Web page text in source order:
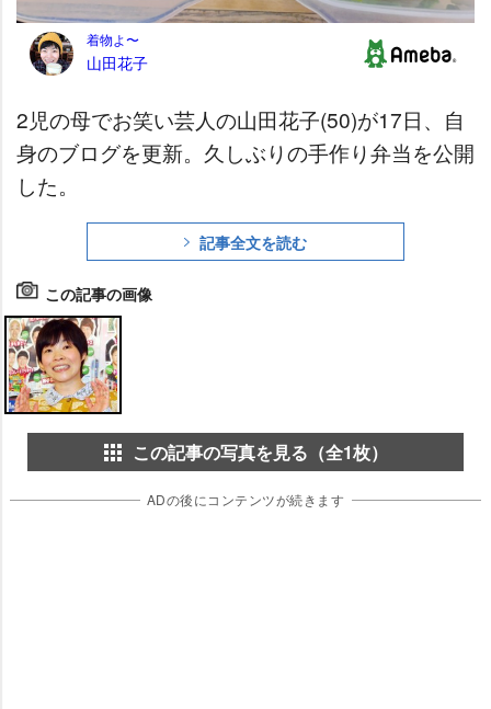
2児の母でお笑い芸人の山田花子(50)が17日、自
身のブログを更新。久しぶりの手作り弁当を公開
した。
記事全文を読む
この記事の画像
この記事の写真を見る（全1枚）
ADの後にコンテンツが続きます